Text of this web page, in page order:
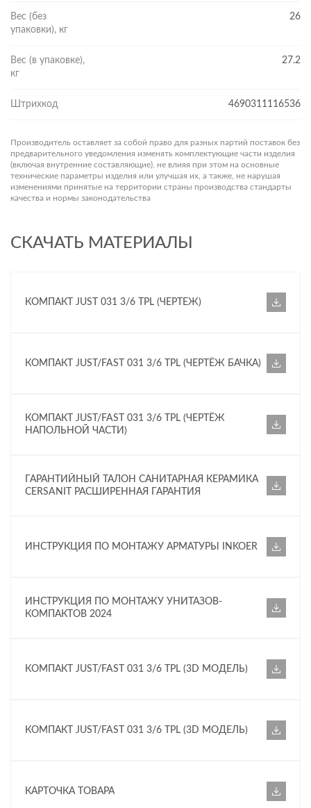
Вес (без
упаковки), кг
26
Вес (в упаковке),
кг
27.2
Штрихкод 4690311116536
Производитель оставляет за собой право для разных партий поставок без
предварительного уведомления изменять комплектующие части изделия
(включая внутренние составляющие), не влияя при этом на основные
технические параметры изделия или улучшая их, а также, не нарушая
изменениями принятые на территории страны производства стандарты
качества и нормы законодательства
СКАЧАТЬ МАТЕРИАЛЫ
КОМПАКТ JUST 031 3/6 TPL (ЧЕРТЕЖ)
КОМПАКТ JUST/FAST 031 3/6 TPL (ЧЕРТЁЖ БАЧКА)
КОМПАКТ JUST/FAST 031 3/6 TPL (ЧЕРТЁЖ
НАПОЛЬНОЙ ЧАСТИ)
ГАРАНТИЙНЫЙ ТАЛОН САНИТАРНАЯ КЕРАМИКА
CERSANIT РАСШИРЕННАЯ ГАРАНТИЯ
ИНСТРУКЦИЯ ПО МОНТАЖУ АРМАТУРЫ INKOER
ИНСТРУКЦИЯ ПО МОНТАЖУ УНИТАЗОВ-
КОМПАКТОВ 2024
КОМПАКТ JUST/FAST 031 3/6 TPL (3D МОДЕЛЬ)
КОМПАКТ JUST/FAST 031 3/6 TPL (3D МОДЕЛЬ)
КАРТОЧКА ТОВАРА